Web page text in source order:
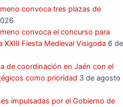
convoca tres plazas de
convoca el concurso para
XXIII Fiesta Medieval Visigoda 6 de
de coordinación en Jaén con el
como prioridad 3 de agosto
impulsadas por el Gobierno de